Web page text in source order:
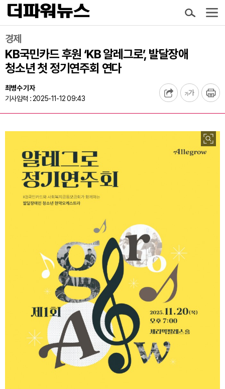
경제
KB국민카드 후원 ‘KB 알레그로’, 발달장애
청소년 첫 정기연주회 연다
최병수 기자
기사입력 : 2025-11-12 09:43